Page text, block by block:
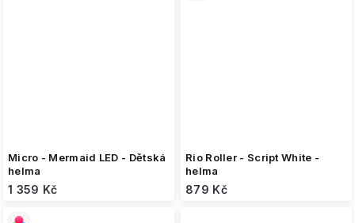
Micro - Mermaid LED - Dětská
helma
1 359 Kč
Rio Roller - Script White -
helma
879 Kč